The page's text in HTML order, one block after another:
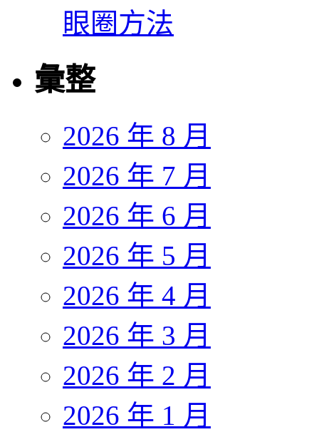
眼圈方法
彙整
2026 年 8 月
2026 年 7 月
2026 年 6 月
2026 年 5 月
2026 年 4 月
2026 年 3 月
2026 年 2 月
2026 年 1 月